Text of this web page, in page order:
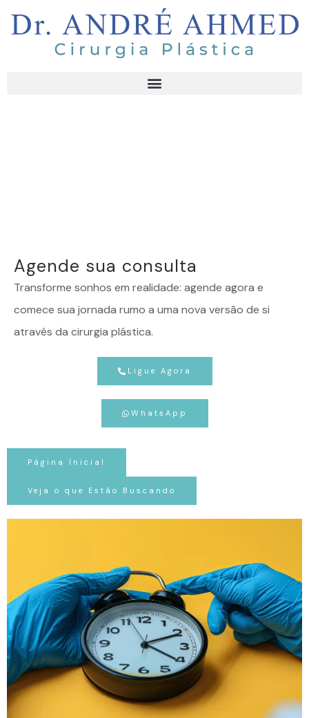
Agende sua consulta
Transforme sonhos em realidade: agende agora e
comece sua jornada rumo a uma nova versão de si
através da cirurgia plástica.
Ligue Agora
WhatsApp
Página Inicial
Veja o que Estão Buscando